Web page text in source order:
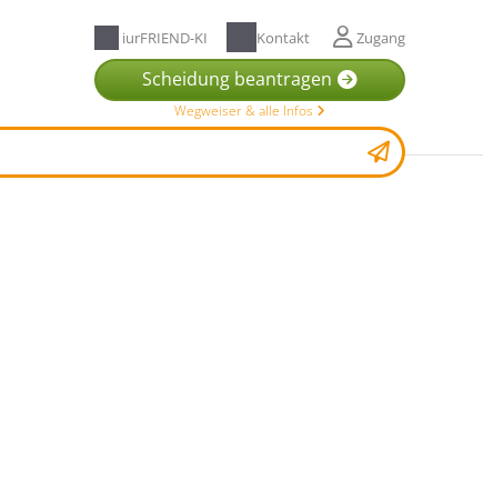
iurFRIEND-KI Kontakt Zugang
Scheidung beantragen
Wegweiser & alle Infos